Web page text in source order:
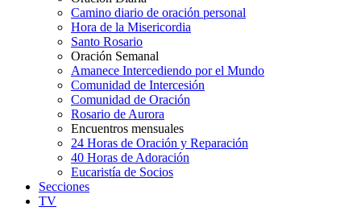
Camino diario de oración personal
Hora de la Misericordia
Santo Rosario
Oración Semanal
Amanece Intercediendo por el Mundo
Comunidad de Intercesión
Comunidad de Oración
Rosario de Aurora
Encuentros mensuales
24 Horas de Oración y Reparación
40 Horas de Adoración
Eucaristía de Socios
Secciones
TV